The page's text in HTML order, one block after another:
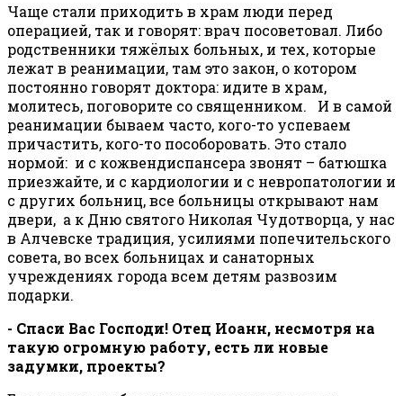
Чаще стали приходить в храм люди перед
операцией, так и говорят: врач посоветовал. Либо
родственники тяжёлых больных, и тех, которые
лежат в реанимации, там это закон, о котором
постоянно говорят доктора: идите в храм,
молитесь, поговорите со священником. И в самой
реанимации бываем часто, кого-то успеваем
причастить, кого-то пособоровать. Это стало
нормой: и с кожвендиспансера звонят – батюшка
приезжайте, и с кардиологии и с невропатологии и
с других больниц, все больницы открывают нам
двери, а к Дню святого Николая Чудотворца, у нас
в Алчевске традиция, усилиями попечительского
совета, во всех больницах и санаторных
учреждениях города всем детям развозим
подарки.
- Спаси Вас Господи! Отец Иоанн, несмотря на
такую огромную работу, есть ли новые
задумки, проекты?